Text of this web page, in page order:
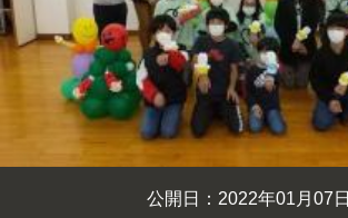
公開日：2022年01月07日